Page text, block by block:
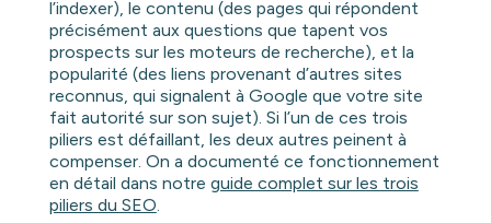
l’indexer), le contenu (des pages qui répondent
précisément aux questions que tapent vos
prospects sur les moteurs de recherche), et la
popularité (des liens provenant d’autres sites
reconnus, qui signalent à Google que votre site
fait autorité sur son sujet). Si l’un de ces trois
piliers est défaillant, les deux autres peinent à
compenser. On a documenté ce fonctionnement
en détail dans notre guide complet sur les trois
piliers du SEO.